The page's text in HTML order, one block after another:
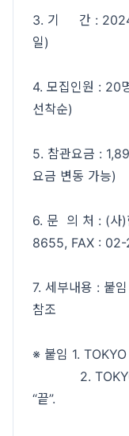
3. 기 간 :
일)
4. 모집인원 : 20
선착순)
5. 참관요금 :
요금 변동 가능)
6. 문 의 처 : (사
8655, FAX :
7. 세부내용 : 붙
참조
※ 붙임 1.
2. TOKYO
“끝”.